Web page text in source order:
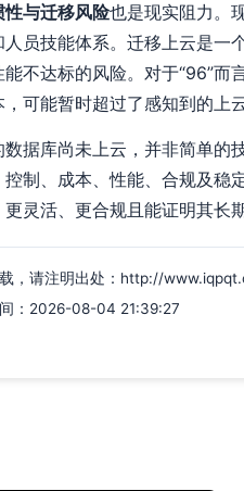
性与迁移风险也是现实阻力。
人员技能体系。迁移上云是一
能不达标的风险。对于“96”而
可能暂时超过了感知到的上云
数据库尚未上云，并非简单
控制、成本、性能、合规及稳
更灵活、更合规且能证明其长
，请注明出处：http://
：2026-08-04 21:39:27